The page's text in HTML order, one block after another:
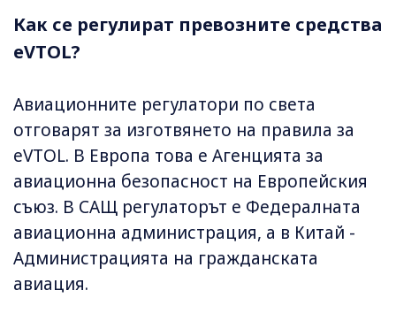
Как се регулират превозните средства
eVTOL?
Авиационните регулатори по света
отговарят за изготвянето на правила за
eVTOL. В Европа това е Агенцията за
авиационна безопасност на Европейския
съюз. В САЩ регулаторът е Федералната
авиационна администрация, а в Китай -
Администрацията на гражданската
авиация.